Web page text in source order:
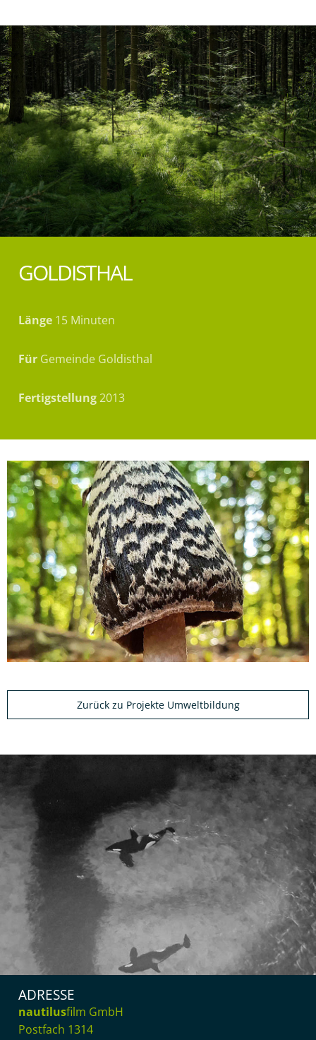
GOLDISTHAL
Länge 15 Minuten
Für Gemeinde Goldisthal
Fertigstellung2013
Zurück zu Projekte Umweltbildung
ADRESSE
nautilusfilm GmbH
Postfach 1314